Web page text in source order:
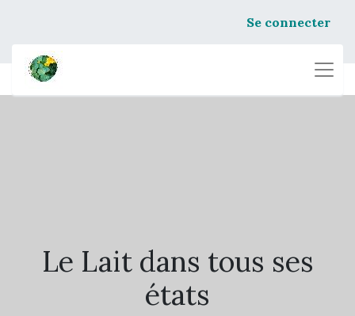
Se connecter
Le Lait dans tous ses
états